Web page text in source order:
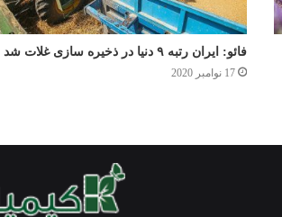
فائو: ایران رتبه ۹ دنیا در ذخیره سازی غلات شد
17 نوامبر 2020